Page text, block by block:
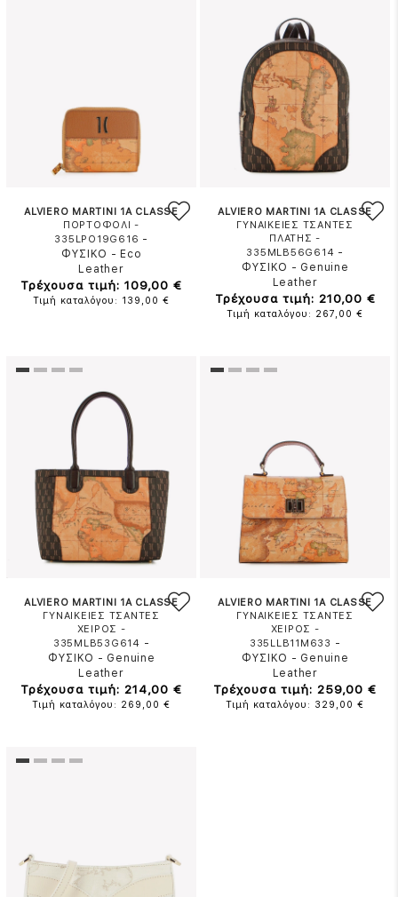
ALVIERO MARTINI 1A CLASSE
ΠΟΡΤΟΦΟΛΙ -
335LPO19G616 -
ΦΥΣΙΚΟ - Eco
Leather
Τρέχουσα τιμή: 109,00 €
Τιμή καταλόγου: 139,00 €
ALVIERO MARTINI 1A CLASSE
ΓΥΝΑΙΚΕΙΕΣ ΤΣΑΝΤΕΣ
ΠΛΑΤΗΣ -
335MLB56G614 -
ΦΥΣΙΚΟ - Genuine
Leather
Τρέχουσα τιμή: 210,00 €
Τιμή καταλόγου: 267,00 €
ALVIERO MARTINI 1A CLASSE
ΓΥΝΑΙΚΕΙΕΣ ΤΣΑΝΤΕΣ
ΧΕΙΡΟΣ -
335MLB53G614 -
ΦΥΣΙΚΟ - Genuine
Leather
Τρέχουσα τιμή: 214,00 €
Τιμή καταλόγου: 269,00 €
ALVIERO MARTINI 1A CLASSE
ΓΥΝΑΙΚΕΙΕΣ ΤΣΑΝΤΕΣ
ΧΕΙΡΟΣ -
335LLB11M633 -
ΦΥΣΙΚΟ - Genuine
Leather
Τρέχουσα τιμή: 259,00 €
Τιμή καταλόγου: 329,00 €